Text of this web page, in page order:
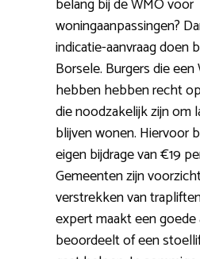
belang bij de WMO voor
woningaanpassingen?
indicatie-aanvraag doen
Borsele. Burgers die
hebben hebben recht
die noodzakelijk zijn om
blijven wonen. Hiervoor
eigen bijdrage van €19
Gemeenten zijn
verstrekken van
expert maakt een goede
beoordeelt of een